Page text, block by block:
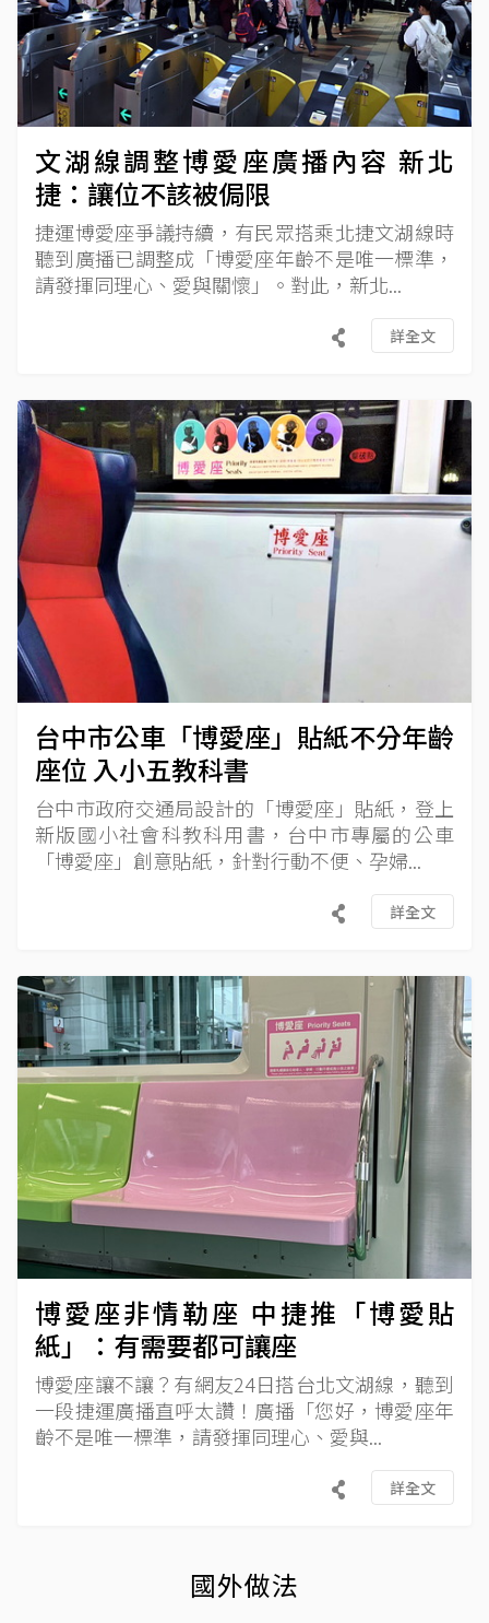
文湖線調整博愛座廣播內容 新北
捷：讓位不該被侷限
捷運博愛座爭議持續，有民眾搭乘北捷文湖線時
聽到廣播已調整成「博愛座年齡不是唯一標準，
請發揮同理心、愛與關懷」。對此，新北...
詳全文
台中市公車「博愛座」貼紙不分年齡
座位 入小五教科書
台中市政府交通局設計的「博愛座」貼紙，登上
新版國小社會科教科用書，台中市專屬的公車
「博愛座」創意貼紙，針對行動不便、孕婦...
詳全文
博愛座非情勒座 中捷推「博愛貼
紙」：有需要都可讓座
博愛座讓不讓？有網友24日搭台北文湖線，聽到
一段捷運廣播直呼太讚！廣播「您好，博愛座年
齡不是唯一標準，請發揮同理心、愛與...
詳全文
國外做法